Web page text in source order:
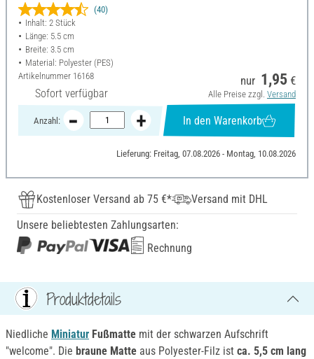
(40)
Inhalt: 2 Stück
Länge: 5.5 cm
Breite: 3.5 cm
Material: Polyester (PES)
Artikelnummer 16168
Sofort verfügbar
nur 1,95 €
Alle Preise zzgl. Versand
Anzahl: In den Warenkorb
Lieferung: Freitag, 07.08.2026 - Montag, 10.08.2026
Kostenloser Versand ab 75 €*
Versand mit DHL
Unsere beliebtesten Zahlungsarten:
Rechnung
Produktdetails
Niedliche Miniatur Fußmatte mit der schwarzen Aufschrift
"welcome". Die braune Matte aus Polyester-Filz ist ca. 5,5 cm lang